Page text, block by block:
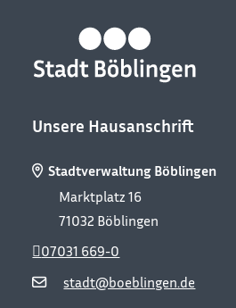
Unsere Hausanschrift
Stadtverwaltung Böblingen
Marktplatz 16
71032 Böblingen
stadt@boeblingen.de
07031 669-0